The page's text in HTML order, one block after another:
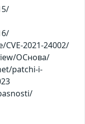
2021-24002/
ОСнова/
patchi-i-